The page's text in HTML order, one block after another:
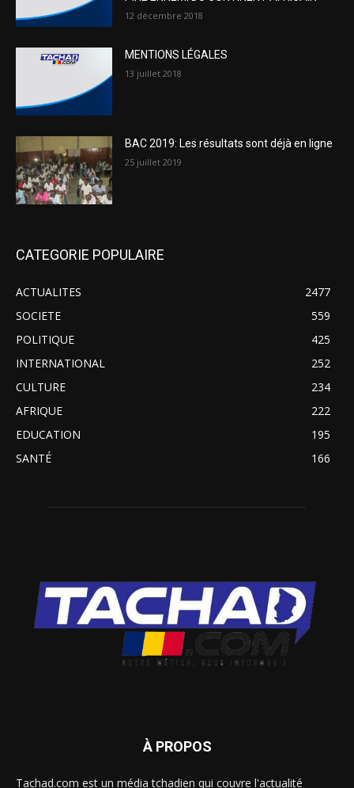
12 décembre 2018
MENTIONS LÉGALES
13 juillet 2018
BAC 2019: Les résultats sont déjà en ligne
25 juillet 2019
CATEGORIE POPULAIRE
ACTUALITES
2477
SOCIETE
559
POLITIQUE
425
INTERNATIONAL
252
CULTURE
234
AFRIQUE
222
EDUCATION
195
SANTÉ
166
À PROPOS
Tachad.com est un média tchadien qui couvre l'actualité